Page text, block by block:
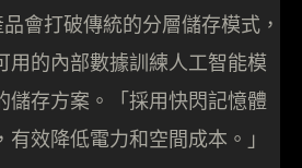
會打破傳統的分層儲存模式，
用的內部數據訓練人工智能模
儲存方案。「採用快閃記憶體
效降低電力和空間成本。」